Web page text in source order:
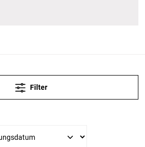
Filter